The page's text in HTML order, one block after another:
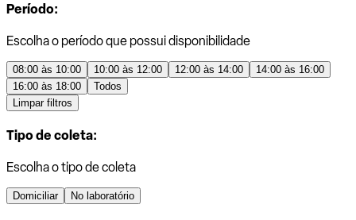
Período:
Escolha o período que possui disponibilidade
08:00 às 10:00 10:00 às 12:00 12:00 às 14:00
14:00 às 16:00
16:00 às 18:00
Todos
Limpar filtros
Tipo de coleta:
Escolha o tipo de coleta
Domiciliar No laboratório